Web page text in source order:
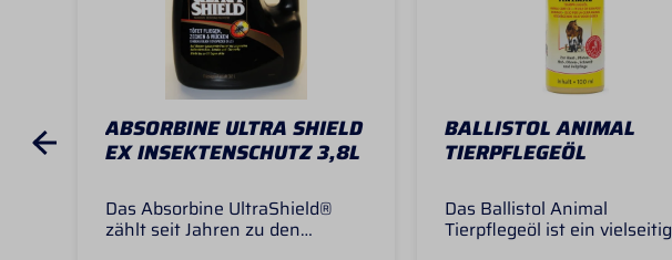
ABSORBINE ULTRA SHIELD
EX INSEKTENSCHUTZ 3,8L
Das Absorbine UltraShield®
zählt seit Jahren zu den
BALLISTOL ANIMAL
TIERPFLEGEÖL
Das Ballistol Animal
Tierpflegeöl ist ein vielseitig